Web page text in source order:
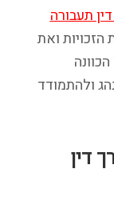
תעבורה
ואת
ולהתמודד
דין